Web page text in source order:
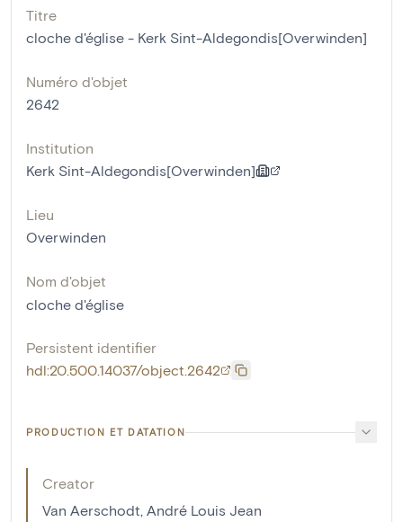
Titre
cloche d'église - Kerk Sint-Aldegondis[Overwinden]
Numéro d'objet
2642
Institution
Kerk Sint-Aldegondis[Overwinden]
Lieu
Overwinden
Nom d'objet
cloche d'église
Persistent identifier
hdl:20.500.14037/object.2642
PRODUCTION ET DATATION
Creator
Van Aerschodt, André Louis Jean